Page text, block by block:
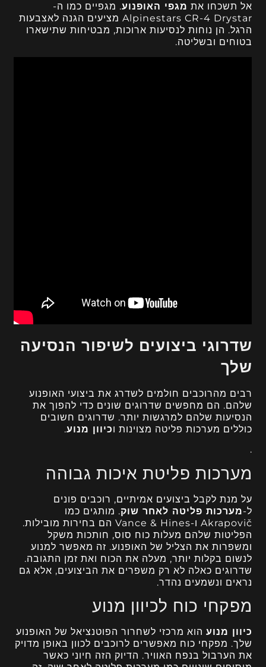
אל תשכחו את מגפי האופנוע. מגפיים כמו ה-
Alpinestars CR-4 Drystar מציעים הגנה לאצבעות
הרגל. הן נוחות לנסיעות ארוכות, מבטיחות שתישארו
בטוחים ובשליטה.
שדרוגי ביצועים לשיפור הנסיעה
שלך
רבים מהרוכבים חולמים לשדרג את ביצועי האופנוע
שלהם. הם מחפשים שדרוגים שונים כדי להפוך את
הנסיעות שלהם למרגשות יותר. שדרוגים חשובים
כוללים מערכות פליטה מצוינות וכיוון מנוע.
.
מערכות פליטת איכות גבוהה
על מנת לקבל ביצועים אמיתיים, רוכבים פונים
ל-מערכות פליטה לאחר שוק. מותגים כמו
Akrapovič ו-Vance & Hines הם בחירות מובילות.
הפליטות שלהם מעלות כוח סוס, חותכות משקל
ומשפרות את הצליל של האופנוע. זה מאפשר למנוע
לנשום בקלות יותר, מעלה את הכוח ואת זמן התגובה.
שדרוגים כאלה לא רק משפרים את הביצועים, אלא גם
נראים ונשמעים נהדר.
מפקחי כוח לכיוון מנוע
כיוון מנוע הוא מרכזי לשחרור הפוטנציאל של האופנוע
שלך. מפקחי כוח מאפשרים לרוכבים לכוון באופן מדויק
את הערבול בנפח האוויר. הדיוק הזה חיוני כאשר